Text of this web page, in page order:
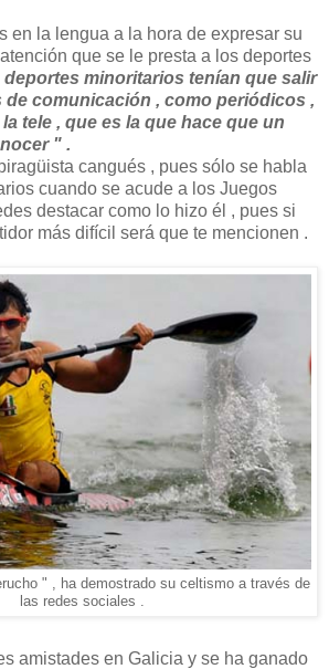
en la lengua a la hora de expresar su
que se le presta a los deportes
deportes minoritarios tenían que salir
de comunicación , como periódicos ,
tele , que es la que hace que un
" .
cangués , pues sólo se habla
cuando se acude a los Juegos
destacar como lo hizo él , pues si
más difícil será que te mencionen .
" , ha demostrado su celtismo a través de
las redes sociales .
amistades en Galicia y se ha ganado